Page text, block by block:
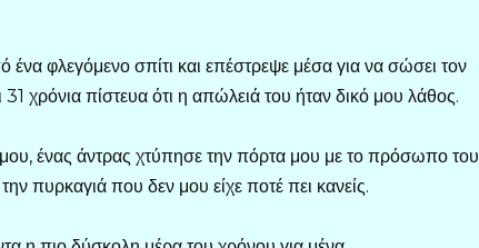
φλεγόμενο σπίτι και επέστρεψε μέσα για να σώσει τον
χρόνια πίστευα ότι η απώλειά του ήταν δικό μου λάθος.
ένας άντρας χτύπησε την πόρτα μου με το πρόσωπο του
πυρκαγιά που δεν μου είχε ποτέ πει κανείς.